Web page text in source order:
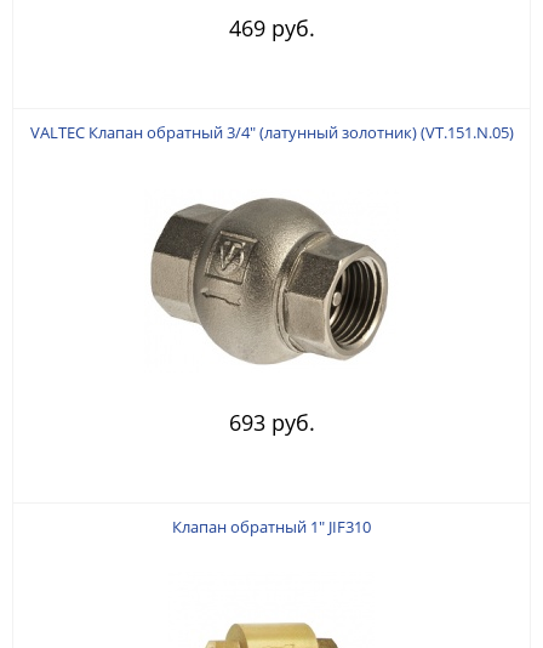
469 руб.
VALTEC Клапан обратный 3/4" (латунный золотник) (VT.151.N.05)
693 руб.
Клапан обратный 1" JIF310